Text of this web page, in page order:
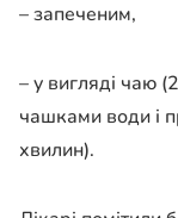
– запеченим,
– у вигляді чаю
чашками води і
хвилин).